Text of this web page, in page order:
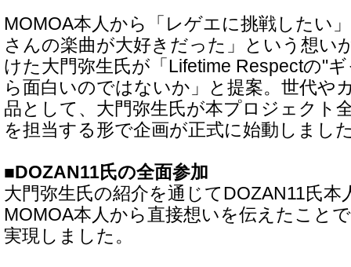
MOMOA本人から「レゲエに挑戦したい
さんの楽曲が大好きだった」という想い
けた大門弥生氏が「Lifetime Respectの"
ら面白いのではないか」と提案。世代や
品として、大門弥生氏が本プロジェクト
を担当する形で企画が正式に始動しまし
■DOZAN11氏の全面参加
大門弥生氏の紹介を通じてDOZAN11氏本
MOMOA本人から直接想いを伝えたこと
実現しました。